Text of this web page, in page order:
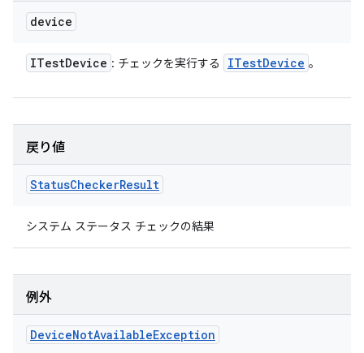
device
ITestDevice : チェックを実行する ITestDevice 。
戻り値
StatusCheckerResult
システム ステータス チェックの結果
例外
DeviceNotAvailableException